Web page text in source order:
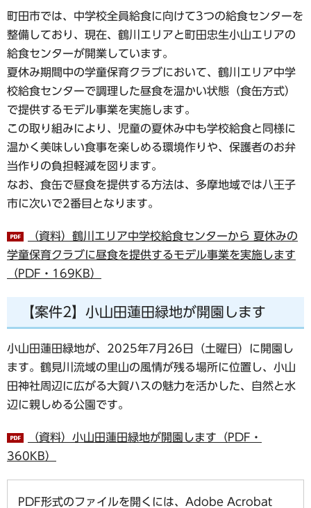
町田市では、中学校全員給食に向けて3つの給食センターを
整備しており、現在、鶴川エリアと町田忠生小山エリアの
給食センターが開業しています。
夏休み期間中の学童保育クラブにおいて、鶴川エリア中学
校給食センターで調理した昼食を温かい状態（食缶方式）
で提供するモデル事業を実施します。
この取り組みにより、児童の夏休み中も学校給食と同様に
温かく美味しい食事を楽しめる環境作りや、保護者のお弁
当作りの負担軽減を図ります。
なお、食缶で昼食を提供する方法は、多摩地域では八王子
市に次いで2番目となります。
（資料）鶴川エリア中学校給食センターから 夏休みの
学童保育クラブに昼食を提供するモデル事業を実施します
（PDF・169KB）
【案件2】小山田蓮田緑地が開園します
小山田蓮田緑地が、2025年7月26日（土曜日）に開園し
ます。鶴見川流域の里山の風情が残る場所に位置し、小山
田神社周辺に広がる大賀ハスの魅力を活かした、自然と水
辺に親しめる公園です。
（資料）小山田蓮田緑地が開園します（PDF・
360KB）
PDF形式のファイルを開くには、Adobe Acrobat